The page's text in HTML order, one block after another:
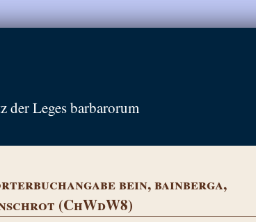
der Leges barbarorum
bein, bainberga,
(ChWdW8)